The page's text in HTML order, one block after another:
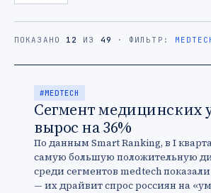
ПОКАЗАНО 12 ИЗ 49 · ФИЛЬТР:
#MEDTECH
Сегмент медицинских
вырос на 36%
По данным Smart Ranking, в I
самую большую положительную
среди сегментов medtech
— их драйвит спрос россиян на